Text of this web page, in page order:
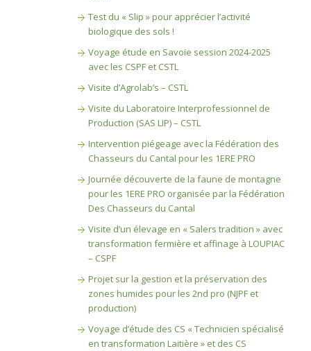
Test du « Slip » pour apprécier l’activité
biologique des sols !
Voyage étude en Savoie session 2024-2025
avec les CSPF et CSTL
Visite d’Agrolab’s – CSTL
Visite du Laboratoire Interprofessionnel de
Production (SAS LIP) – CSTL
Intervention piégeage avec la Fédération des
Chasseurs du Cantal pour les 1ERE PRO
Journée découverte de la faune de montagne
pour les 1ERE PRO organisée par la Fédération
Des Chasseurs du Cantal
Visite d’un élevage en « Salers tradition » avec
transformation fermière et affinage à LOUPIAC
– CSPF
Projet sur la gestion et la préservation des
zones humides pour les 2nd pro (NJPF et
production)
Voyage d’étude des CS « Technicien spécialisé
en transformation Laitière » et des CS